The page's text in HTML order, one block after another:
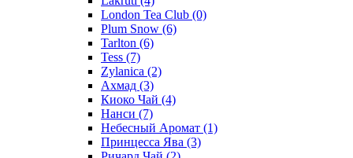
London Tea Club (0)
Plum Snow (6)
Tarlton (6)
Tess (7)
Zylanica (2)
Ахмад (3)
Киоко Чай (4)
Нанси (7)
Небесный Аромат (1)
Принцесса Ява (3)